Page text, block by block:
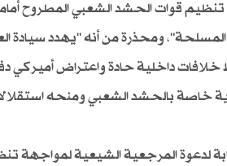
قوات الحشد الشعبي المطروح أمام
ومحذرة من أنه "يهدد سيادة
داخلية حادة واعتراض أميركي
بالحشد الشعبي ومنحه استقلالا
الشعبي، الذي تشكل عام 2014 استجابة لدعوة المرجعية